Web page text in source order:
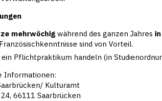
mehrwöchig während des ganzen Jahres
sind von Vorteil.
ein Pflichtpraktikum handeln (in
Informationen:
Kulturamt
66111 Saarbrücken